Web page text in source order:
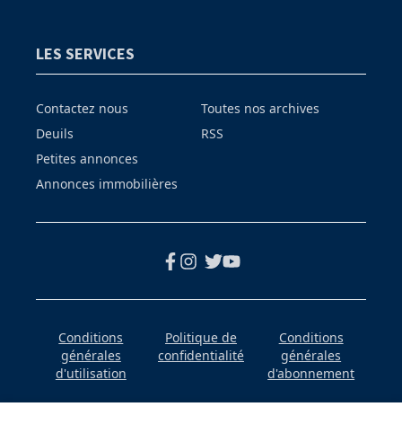
LES SERVICES
Contactez nous
Deuils
Petites annonces
Annonces immobilières
Toutes nos archives
RSS
Conditions
générales
d'utilisation
Politique de
confidentialité
Conditions
générales
d'abonnement